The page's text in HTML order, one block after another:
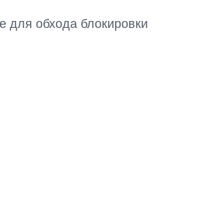
для обхода блокировки